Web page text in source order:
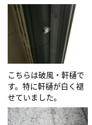
こちらは破風・軒樋で
す。特に軒樋が白く褪
せていました。